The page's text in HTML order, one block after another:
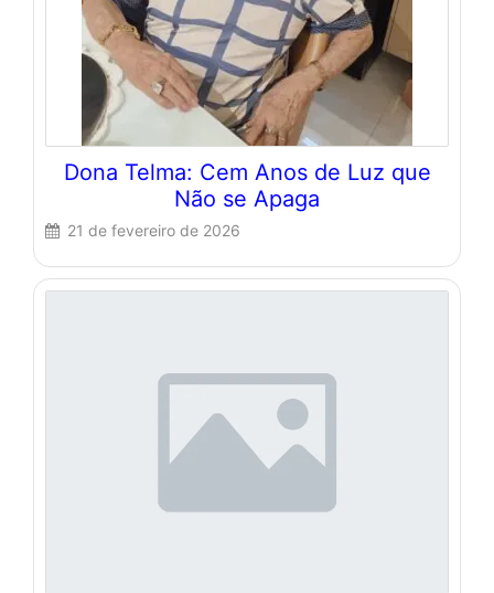
Dona Telma: Cem Anos de Luz que
Não se Apaga
21 de fevereiro de 2026